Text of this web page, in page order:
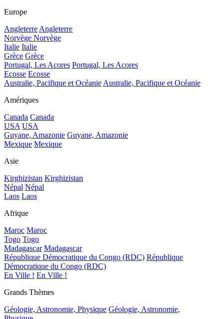
Europe
AngleterreAngleterre
Norvège Norvège
Italie Italie
Grèce Grèce
Portugal, Les Acores Portugal, Les Acores
Ecosse Ecosse
Australie, Pacifique et OcéanieAustralie, Pacifique et Océanie
Amériques
Canada Canada
USA USA
Guyane, Amazonie Guyane, Amazonie
Mexique Mexique
Asie
Kirghizistan Kirghizistan
Népal Népal
Laos Laos
Afrique
Maroc Maroc
Togo Togo
Madagascar Madagascar
République Démocratique du Congo (RDC) République
Démocratique du Congo (RDC)
En Ville ! En Ville !
Grands Thèmes
Géologie, Astronomie, Physique Géologie, Astronomie,